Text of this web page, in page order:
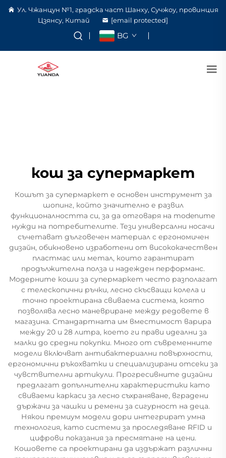
Ул. Чжанцун №1, градска част Шанху, Сучжоу, провинция
Цзянсу, Китай
[email protected]
BG
кош за супермаркет
Кошът за супермаркет е основен инструмент за
шопинг, който значително е развил
функционалността си, за да отговаря на modenите
нужди на потребителите. Тези универсални носачи
съчетават дълговечен материал с ергономичен
дизайн, обикновено изработени от висококачествен
пластмас или метал, които гарантират
продължителна полза и надежден перформанс.
Модерните коши за супермаркет често разполагат
с телескопични ръчки, лесно скъсващи колела и
точно проектирана свиваема система, която
позволява лесно маневриране между редовете в
магазина. Стандартната им вместимост варира
между 20 и 28 литра, което ги прави идеални за
малки до средни покупки. Много от съвременните
модели включват антибактериални повърхности,
ергономични ръкохватки и специализирани отсеки за
чувствителни артикули. Прогресивните дизайни
предлагат допълнителни характеристики като
свиваеми каркаси за лесно съхраняване, вградени
държачи за чашки и ремени за сигурност на деца.
Някои премиум модели дори интегрират умна
технология, като системи за проследяване RFID и
цифрови показания за пресмятане на цени.
Кошовете са проектирани да издържат различни